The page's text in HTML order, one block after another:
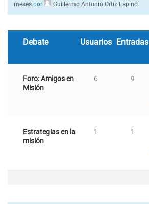
meses por Guillermo Antonio Ortiz Espino.
Debate Usuarios Entradas
Foro: Amigos en
Misión
6 9
Estrategias en la
misión
1 1